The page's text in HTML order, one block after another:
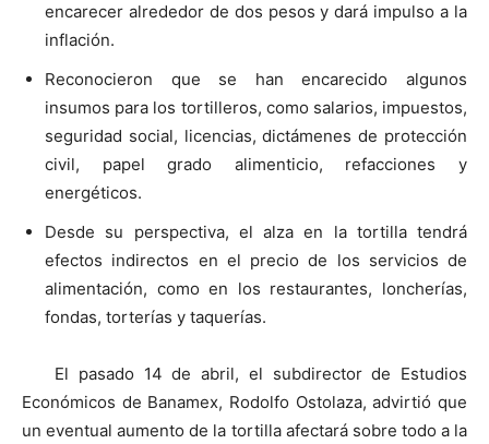
encarecer alrededor de dos pesos y dará impulso a la
inflación.
Reconocieron que se han encarecido algunos
insumos para los tortilleros, como salarios, impuestos,
seguridad social, licencias, dictámenes de protección
civil, papel grado alimenticio, refacciones y
energéticos.
Desde su perspectiva, el alza en la tortilla tendrá
efectos indirectos en el precio de los servicios de
alimentación, como en los restaurantes, loncherías,
fondas, torterías y taquerías.
El pasado 14 de abril, el subdirector de Estudios
Económicos de Banamex, Rodolfo Ostolaza, advirtió que
un eventual aumento de la tortilla afectará sobre todo a la